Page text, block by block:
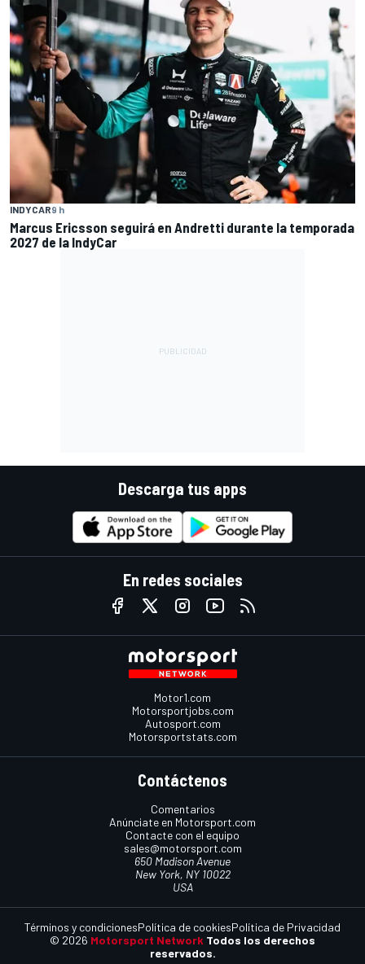
INDYCAR9 h
Marcus Ericsson seguirá en Andretti durante la temporada
2027 de la IndyCar
Descarga tus apps
En redes sociales
Motor1.com
Motorsportjobs.com
Autosport.com
Motorsportstats.com
Contáctenos
Comentarios
Anúnciate en Motorsport.com
Contacte con el equipo
sales@motorsport.com
650 Madison Avenue
New York, NY 10022
USA
© 2026 Motorsport Network Todos los derechos
reservados.
Términos y condicionesPolítica de cookiesPolítica de Privacidad